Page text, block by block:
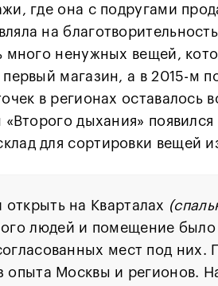
где она с подругами
на
много ненужных вещей,
магазин, а в 2015-м
в регионах оставалось
дыхания» появился
для сортировки вещей
на Кварталах
людей и помещение
мест под них.
опыта Москвы и регионов.